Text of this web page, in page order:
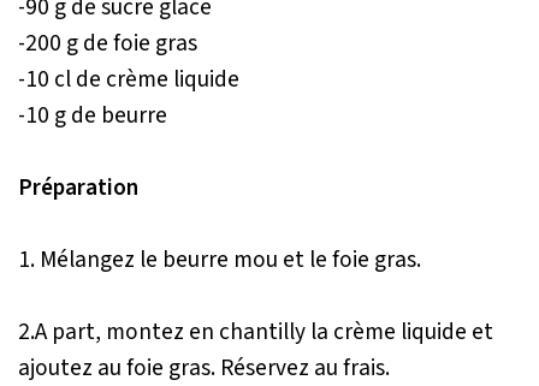
-90 g de sucre glace
-200 g de foie gras
-10 cl de crème liquide
-10 g de beurre
Préparation
1. Mélangez le beurre mou et le foie gras.
2.A part, montez en chantilly la crème liquide et
ajoutez au foie gras. Réservez au frais.